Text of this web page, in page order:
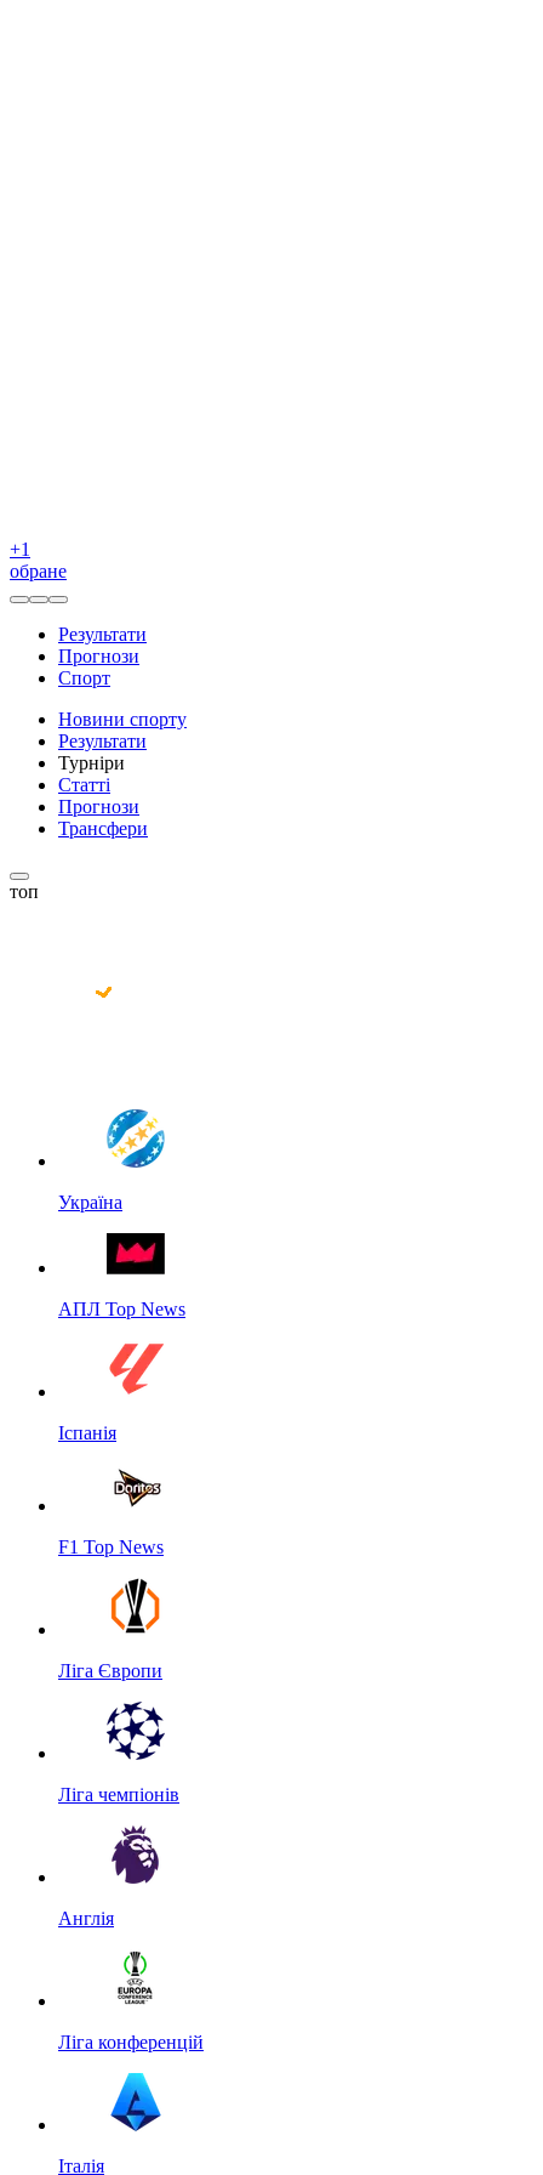
+1
обране
Результати
Прогнози
Спорт
Новини спорту
Результати
Турніри
Статті
Прогнози
Трансфери
топ
Україна
АПЛ Top News
Іспанія
F1 Top News
Ліга Європи
Ліга чемпіонів
Англія
Ліга конференцій
Італія